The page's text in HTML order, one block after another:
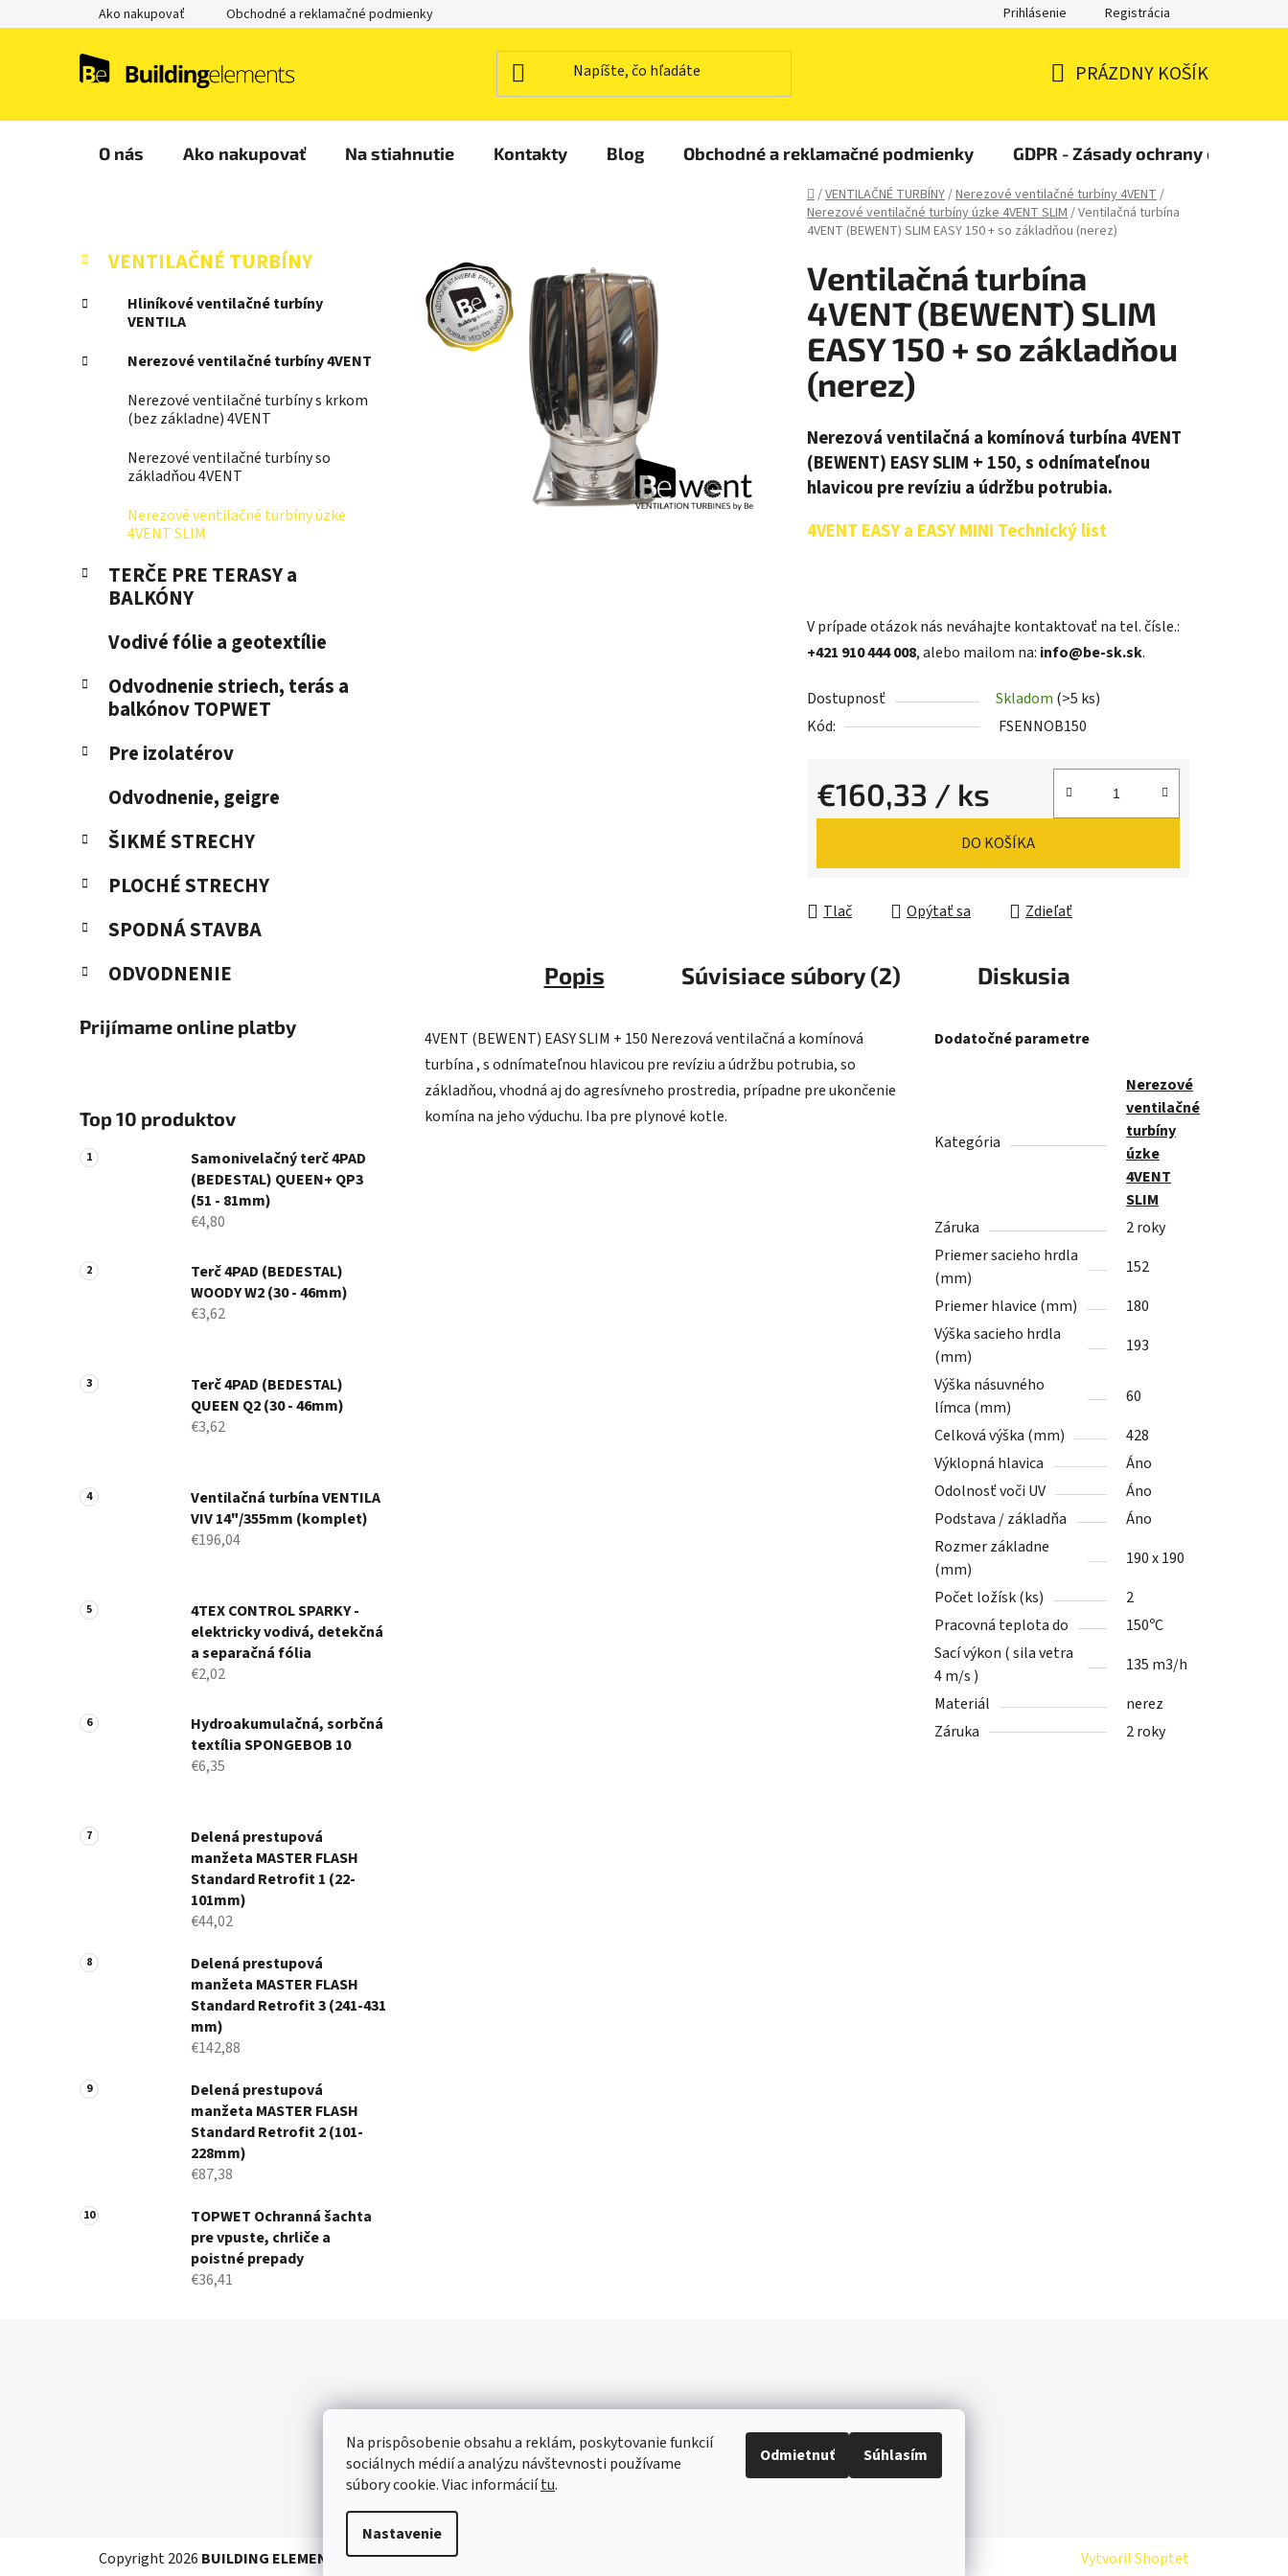
Na prispôsobenie obsahu a reklám, poskytovanie funkcií
sociálnych médií a analýzu návštevnosti používame
súbory cookie. Viac informáciítu.
Nastavenie
Odmietnuť Súhlasím
na
Ako nakupovať Obchodné a reklamačné podmienky Prihlásenie Registrácia
KOŠÍK
PRÁZDNY KOŠÍK
O nás Ako nakupovať Na stiahnutie Kontakty Blog Obchodné a reklamačné podmienky GDPR - Zásady ochrany
Domov
/VENTILAČNÉ TURBÍNY/Nerezové ventilačné turbíny 4VENT/
Nerezové ventilačné turbíny úzke 4VENT SLIM/Ventilačná turbína
4VENT (BEWENT) SLIM EASY 150 + so základňou (nerez)
B
č
ý
Preskočiť
kategórie
K
a
e
ó
VENTILAČNÉ TURBÍNY
Hliníkové ventilačné turbíny
VENTILA
Nerezové ventilačné turbíny 4VENT
Nerezové ventilačné turbíny s krkom
(bez základne) 4VENT
Nerezové ventilačné turbíny so
základňou 4VENT
Nerezové ventilačné turbíny úzke
4VENT SLIM
TERČE PRE TERASY a
BALKÓNY
Vodivé fólie a geotextílie
Odvodnenie striech, terás a
balkónov TOPWET
Pre izolatérov
Odvodnenie, geigre
ŠIKMÉ STRECHY
PLOCHÉ STRECHY
SPODNÁ STAVBA
ODVODNENIE
Prijímame online platby
Top 10 produktov
Samonivelačný terč 4PAD
(BEDESTAL) QUEEN+ QP3
(51 - 81mm)
€4,80
Terč 4PAD (BEDESTAL)
WOODY W2 (30 - 46mm)
€3,62
Terč 4PAD (BEDESTAL)
QUEEN Q2 (30 - 46mm)
€3,62
Ventilačná turbína VENTILA
VIV 14"/355mm (komplet)
€196,04
4TEX CONTROL SPARKY -
elektricky vodivá, detekčná
a separačná fólia
€2,02
Hydroakumulačná, sorbčná
textília SPONGEBOB 10
€6,35
Delená prestupová
manžeta MASTER FLASH
Standard Retrofit 1 (22-
101mm)
€44,02
Delená prestupová
manžeta MASTER FLASH
Standard Retrofit 3 (241-431
mm)
€142,88
Delená prestupová
manžeta MASTER FLASH
Standard Retrofit 2 (101-
228mm)
€87,38
TOPWET Ochranná šachta
pre vpuste, chrliče a
poistné prepady
€36,41
Ventilačná turbína
4VENT (BEWENT) SLIM
EASY 150 + so základňou
(nerez)
Nerezová ventilačná a komínová turbína 4VENT
(BEWENT) EASY SLIM + 150, s odnímateľnou
hlavicou pre revíziu a údržbu potrubia.
4VENT EASY a EASY MINI Technický list
V prípade otázok nás neváhajte kontaktovať na tel. čísle.:
+421 910 444 008, alebo mailom na: info@be-sk.sk.
Dostupnosť Skladom (>5 ks)
Kód:
FSENNOB150
€160,33 / ks
Jednotková cena:
DO KOŠÍKA
Tlač Opýtať sa Zdieľať
Popis Súvisiace súbory (2) Diskusia
4VENT (BEWENT) EASY SLIM + 150 Nerezová ventilačná a komínová
turbína , s odnímateľnou hlavicou pre revíziu a údržbu potrubia, so
základňou, vhodná aj do agresívneho prostredia, prípadne pre ukončenie
komína na jeho výduchu. Iba pre plynové kotle.
Dodatočné parametre
Kategória
Nerezové
ventilačné
turbíny
úzke
4VENT
SLIM
Záruka
2 roky
Priemer sacieho hrdla
(mm)
152
Priemer hlavice (mm)
180
Výška sacieho hrdla
(mm)
193
Výška násuvného
límca (mm)
60
Celková výška (mm)
428
Výklopná hlavica
Áno
Odolnosť voči UV
Áno
Podstava / základňa
Áno
Rozmer základne
(mm)
190 x 190
Počet ložísk (ks)
2
Pracovná teplota do
150ºC
Sací výkon ( sila vetra
4 m/s )
135 m3/h
Materiál
nerez
Záruka
2 roky
Vytvoril Shoptet
Copyright 2026 BUILDING ELEMENTS SK. Všetky práva vyhradené.